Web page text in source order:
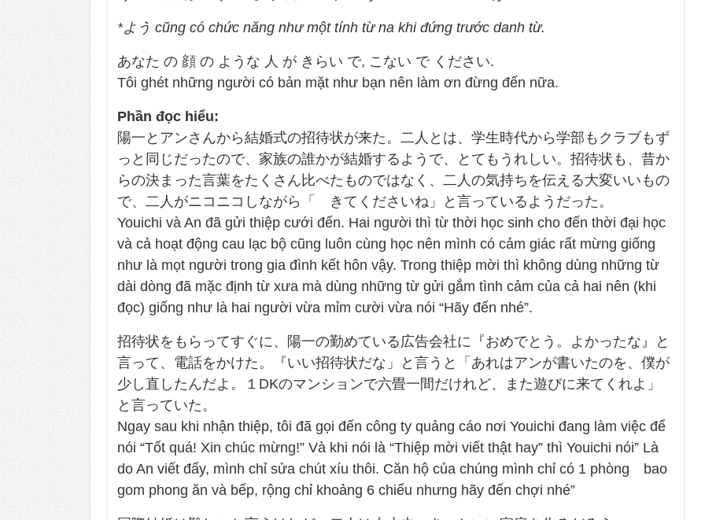
*よう cũng có chức năng như một tính từ na khi đứng trước danh từ.
あなた の 顔 の ような 人 が きらい で, こない で ください.
Tôi ghét những người có bản mặt như bạn nên làm ơn đừng đến nữa.
Phần đọc hiểu:
陽一とアンさんから結婚式の招待状が来た。二人とは、学生時代から学部もクラブもず
っと同じだったので、家族の誰かが結婚するようで、とてもうれしい。招待状も、昔か
らの決まった言葉をたくさん比べたものではなく、二人の気持ちを伝える大変いいもの
で、二人がニコニコしながら「 きてくださいね」と言っているようだった。
Youichi và An đã gửi thiệp cưới đến. Hai người thì từ thời học sinh cho đến thời đại học
và cả hoạt động cau lạc bộ cũng luôn cùng học nên mình có cảm giác rất mừng giống
như là mọt người trong gia đình kết hôn vậy. Trong thiệp mời thì không dùng những từ
dài dòng đã mặc định từ xưa mà dùng những từ gửi gắm tình cảm của cả hai nên (khi
đọc) giống như là hai người vừa mỉm cười vừa nói “Hãy đến nhé”.
招待状をもらってすぐに、陽一の勤めている広告会社に『おめでとう。よかったな』と
言って、電話をかけた。『いい招待状だな」と言うと「あれはアンが書いたのを、僕が
少し直したんだよ。１DKのマンションで六畳一間だけれど、また遊びに来てくれよ」
と言っていた。
Ngay sau khi nhận thiệp, tôi đã gọi đến công ty quảng cáo nơi Youichi đang làm việc để
nói “Tốt quá! Xin chúc mừng!” Và khi nói là “Thiệp mời viết thật hay” thì Youichi nói” Là
do An viết đấy, mình chỉ sửa chút xíu thôi. Căn hộ của chúng mình chỉ có 1 phòng bao
gom phong ăn và bếp, rộng chỉ khoảng 6 chiếu nhưng hãy đến chợi nhé”